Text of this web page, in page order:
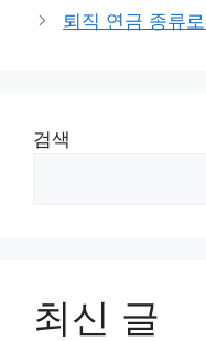
퇴직 연금 종류
검색
최신 글